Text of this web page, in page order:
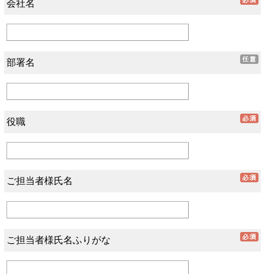
会社名
部署名
役職
ご担当者様氏名
ご担当者様氏名ふりがな